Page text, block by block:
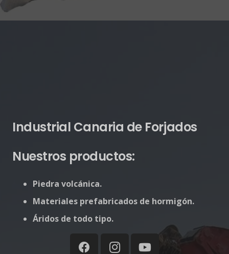
Industrial Canaria de Forjados
Nuestros productos:
Piedra volcánica.
Materiales prefabricados de hormigón.
Áridos de todo tipo.